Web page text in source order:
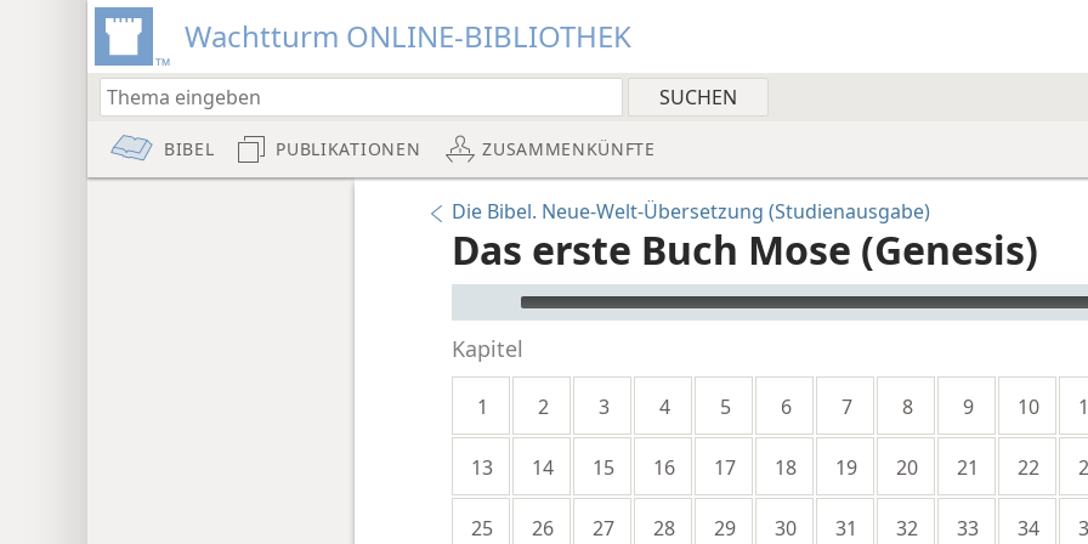
Wachtturm ONLINE-BIBLIOTHEK
BIBEL PUBLIKATIONEN ZUSAMMENKÜNFTE
Die Bibel. Neue-Welt-Übersetzung (Studienausgabe)
Das erste Buch Mose (Genesis)
Audio Player
Kapitel
1 2 3 4 5 6 7 8 9 10
13 14 15 16 17 18 19 20 21 22
25 26 27 28 29 30 31 32 33 34